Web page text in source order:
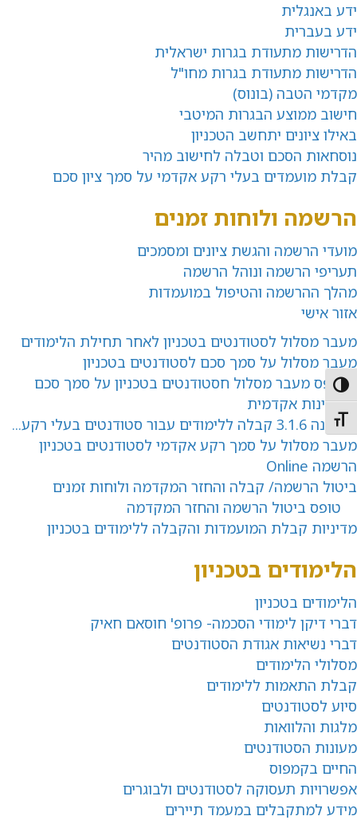
Toggle High Contrast
Toggle Font size
ידע באנגלית
ידע בעברית
הדרישות מתעודת בגרות ישראלית
הדרישות מתעודת בגרות מחו"ל
מקדמי הטבה (בונוס)
חישוב ממוצע הבגרות המיטבי
באילו ציונים יתחשב הטכניון
נוסחאות הסכם וטבלה לחישוב מהיר
קבלת מועמדים בעלי רקע אקדמי על סמך ציון סכם
הרשמה ולוחות זמנים
מועדי הרשמה והגשת ציונים ומסמכים
תעריפי הרשמה ונוהל הרשמה
מהלך ההרשמה והטיפול במועמדות
אזור אישי
מעבר מסלול לסטודנטים בטכניון לאחר תחילת הלימודים
מעבר מסלול על סמך סכם לסטודנטים בטכניון
טופס מעבר מסלול חסטודנטים בטכניון על סמך סכם
תקינות אקדמית
תקנה 3.1.6 קבלה ללימודים עבור סטודנטים בעלי רקע...
מעבר מסלול על סמך רקע אקדמי לסטודנטים בטכניון
הרשמה Online
ביטול הרשמה/ קבלה והחזר המקדמה ולוחות זמנים
טופס ביטול הרשמה והחזר המקדמה
מדיניות קבלת המועמדות והקבלה ללימודים בטכניון
הלימודים בטכניון
הלימודים בטכניון
דברי דיקן לימודי הסכמה- פרופ' חוסאם חאיק
דברי נשיאות אגודת הסטודנטים
מסלולי הלימודים
קבלת התאמות ללימודים
סיוע לסטודנטים
מלגות והלוואות
מעונות הסטודנטים
החיים בקמפוס
אפשרויות תעסוקה לסטודנטים ולבוגרים
מידע למתקבלים במעמד תיירים